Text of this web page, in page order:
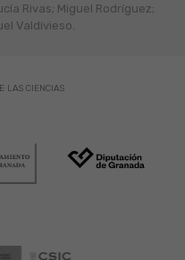
Rivas; Miguel Rodríguez;
Valdivieso.
LAS CIENCIAS